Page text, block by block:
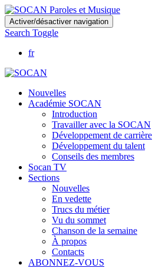
Skip
to
main
content
Activer/désactiver navigation
Search Toggle
fr
Nouvelles
Académie SOCAN
Introduction
Travailler avec la SOCAN
Développement de carrière
Développement du talent
Conseils des membres
Socan TV
Sections
Nouvelles
En vedette
Trucs du métier
Vu du sommet
Chanson de la semaine
À propos
Contacts
ABONNEZ-VOUS